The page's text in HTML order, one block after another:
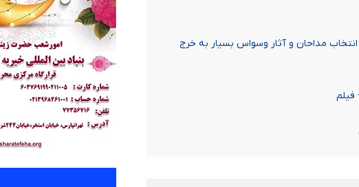
مداحان و آثار وسواس بسیار به خرج